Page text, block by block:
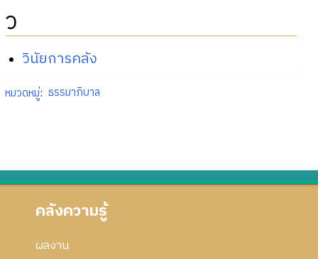
ว
วินัยการคลัง
หมวดหมู่: ธรรมาภิบาล
คลังความรู้
ผลงาน